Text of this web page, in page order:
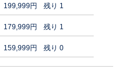
199,999円 残り 1
179,999円 残り 1
159,999円 残り 0